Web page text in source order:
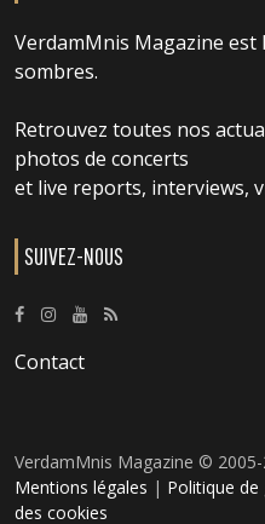
VerdamMnis Magazine est
sombres.
Retrouvez toutes nos
photos de concerts
et live reports, interviews,
SUIVEZ-NOUS
Contact
VerdamMnis Magazine ©
Mentions légales | Politique
des cookies